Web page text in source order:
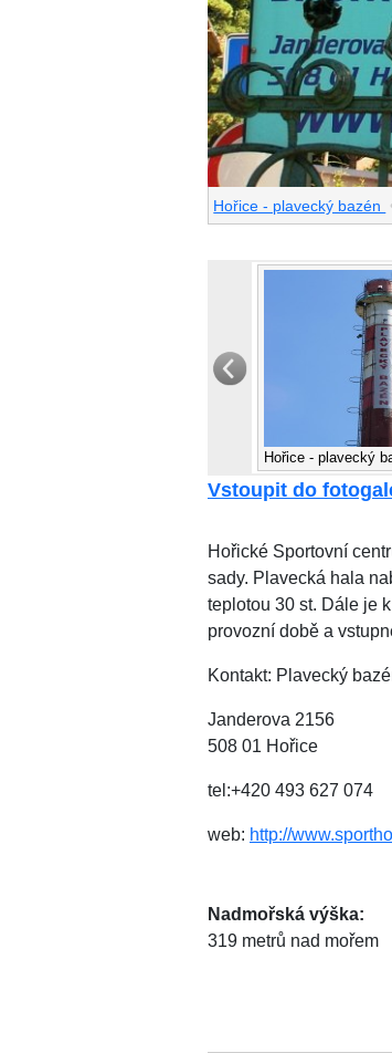
Hořice - plavecký bazén
Hořice - plavecký
Vstoupit do
Hořické Sportovní
sady. Plavecká hala
teplotou 30 st. Dále je
provozní době a
Kontakt: Plavecký
Janderova 2156
508 01 Hořice
tel:+420 493 627 074
web: http://
Nadmořská výška:
319 metrů nad mořem